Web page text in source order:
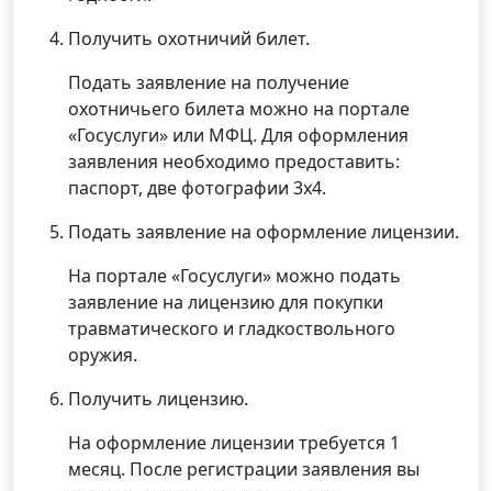
Получить охотничий билет.
Подать заявление на получение
охотничьего билета можно на портале
«Госуслуги» или МФЦ. Для оформления
заявления необходимо предоставить:
паспорт, две фотографии 3х4.
Подать заявление на оформление лицензии.
На портале «Госуслуги» можно подать
заявление на лицензию для покупки
травматического и гладкоствольного
оружия.
Получить лицензию.
На оформление лицензии требуется 1
месяц. После регистрации заявления вы